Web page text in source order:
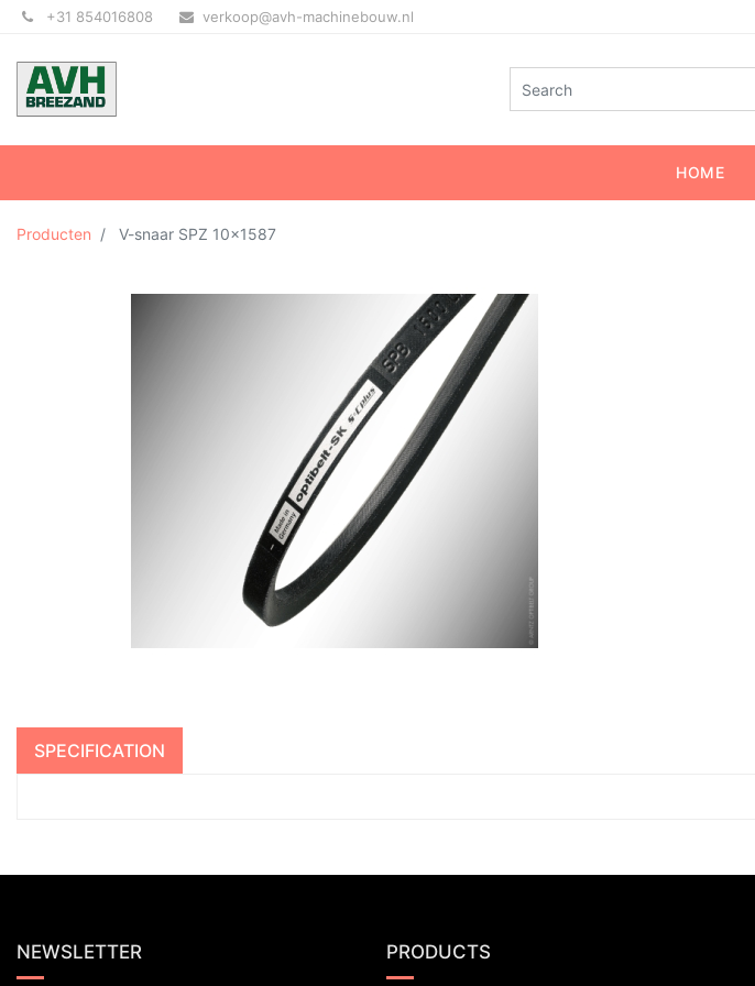
+31 854016808 verkoop@avh-machinebouw.nl
HOME
Producten V-snaar SPZ 10x1587
SPECIFICATION
NEWSLETTER PRODUCTS